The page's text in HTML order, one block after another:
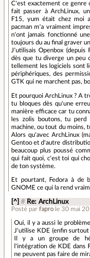
C'est exactement ce
fait passer à ArchLinux,
F15, yum était chez moi
pacman m'a vraiment
n'ont jamais fonctionné
toujours du au final graver
J'utilisais Openbox (depuis
dès que tu diverge un peu
tellement les logiciels sont
périphériques, des
GTK qui ne marchent pas,
Et pourquoi ArchLinux ? A
tu bloques dès qu'une
manière efficace car tu
les zolis boutons, tu
machine, ou tout du moins,
Alors qu'avec ArchLinux
Gentoo et d'autre
beaucoup plus poussé
qui fait quoi, c'est toi qui
de ton système.
Et pourtant, Fedora à de
GNOME ce qui la rend
[^] # Re: ArchLinux
Posté parfapro le 30 mai
Oui, il y a aussi le
J'utilise KDE (enfin
Il y a un groupe de
l'intégration de KDE dans
ne peuvent pas faire de